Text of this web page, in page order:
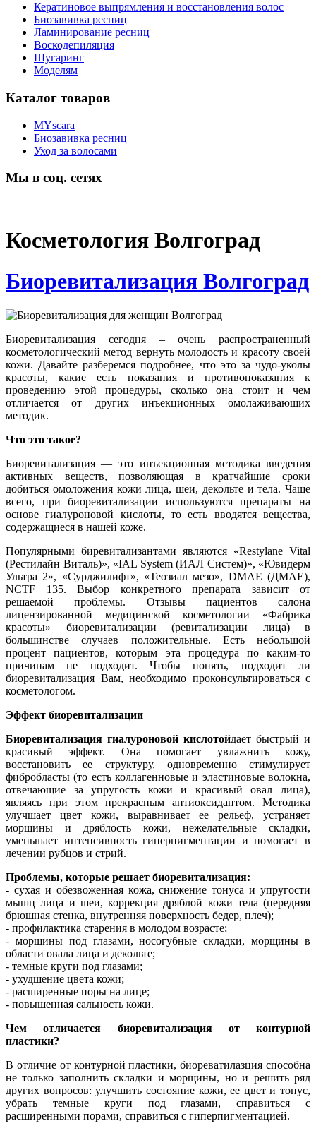
Кератиновое выпрямления и восстановления волос
Биозавивка ресниц
Ламинирование ресниц
Воскодепиляция
Шугаринг
Моделям
Каталог товаров
MYscara
Биозавивка ресниц
Уход за волосами
Мы в соц. сетях
Косметология Волгоград
Биоревитализация Волгоград
Биоревитализация сегодня – очень распространенный
косметологический метод вернуть молодость и красоту своей
кожи. Давайте разберемся подробнее, что это за чудо-уколы
красоты, какие есть показания и противопоказания к
проведению этой процедуры, сколько она стоит и чем
отличается от других инъекционных омолаживающих
методик.
Что это такое?
Биоревитализация — это инъекционная методика введения
активных веществ, позволяющая в кратчайшие сроки
добиться омоложения кожи лица, шеи, декольте и тела. Чаще
всего, при биоревитализации используются препараты на
основе гиалуроновой кислоты, то есть вводятся вещества,
содержащиеся в нашей коже.
Популярными биревитализантами являются «Restylane Vital
(Рестилайн Виталь)», «IAL System (ИАЛ Систем)», «Ювидерм
Ультра 2», «Сурджилифт», «Теозиал мезо», DMAE (ДМАЕ),
NCTF 135. Выбор конкретного препарата зависит от
решаемой проблемы. Отзывы пациентов салона
лицензированной медицинской косметологии «Фабрика
красоты» биоревитализации (ревитализации лица) в
большинстве случаев положительные. Есть небольшой
процент пациентов, которым эта процедура по каким-то
причинам не подходит. Чтобы понять, подходит ли
биоревитализация Вам, необходимо проконсультироваться с
косметологом.
Эффект биоревитализации
Биоревитализация гиалуроновой кислотойдает быстрый и
красивый эффект. Она помогает увлажнить кожу,
восстановить ее структуру, одновременно стимулирует
фибробласты (то есть коллагенновые и эластиновые волокна,
отвечающие за упругость кожи и красивый овал лица),
являясь при этом прекрасным антиоксидантом. Методика
улучшает цвет кожи, выравнивает ее рельеф, устраняет
морщины и дряблость кожи, нежелательные складки,
уменьшает интенсивность гиперпигментации и помогает в
лечении рубцов и стрий.
Проблемы, которые решает биоревитализация:
- сухая и обезвоженная кожа, снижение тонуса и упругости
мышц лица и шеи, коррекция дряблой кожи тела (передняя
брюшная стенка, внутренняя поверхность бедер, плеч);
- профилактика старения в молодом возрасте;
- морщины под глазами, носогубные складки, морщины в
области овала лица и декольте;
- темные круги под глазами;
- ухудшение цвета кожи;
- расширенные поры на лице;
- повышенная сальность кожи.
Чем отличается биоревитализация от контурной
пластики?
В отличие от контурной пластики, биореватилазция способна
не только заполнить складки и морщины, но и решить ряд
других вопросов: улучшить состояние кожи, ее цвет и тонус,
убрать темные круги под глазами, справиться с
расширенными порами, справиться с гиперпигментацией.